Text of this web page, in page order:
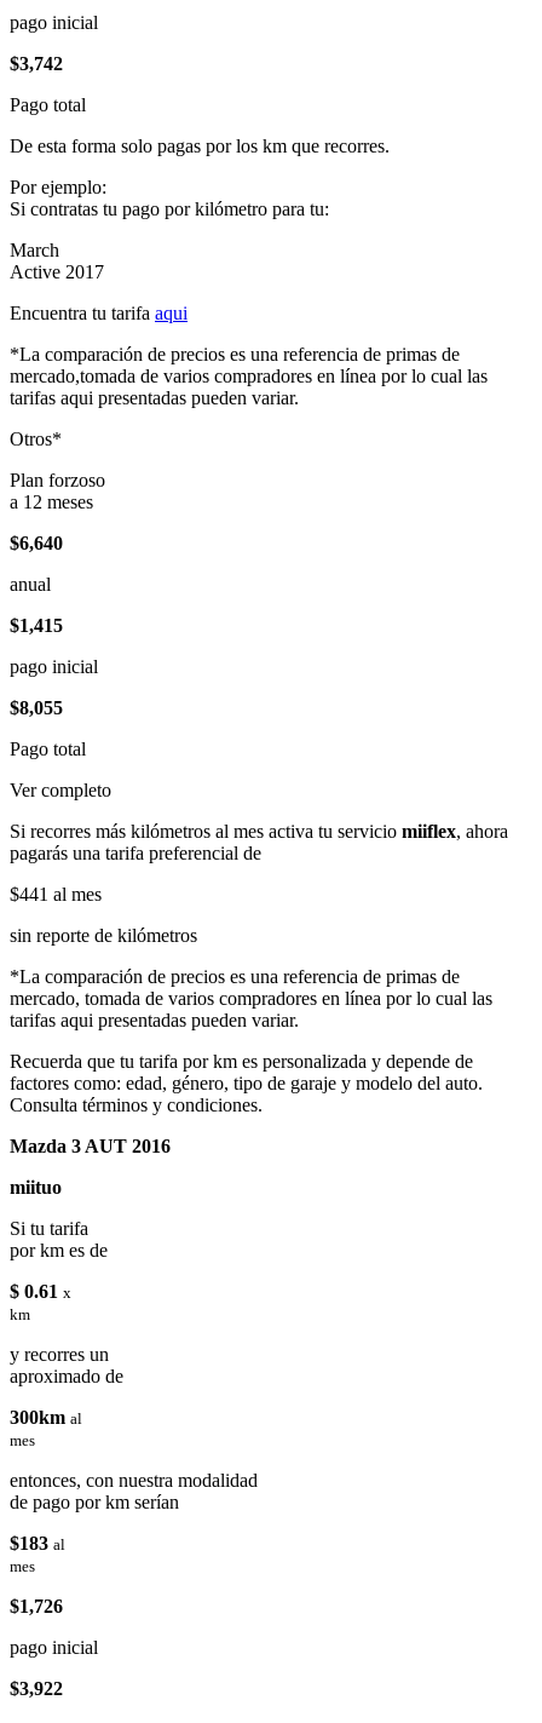
pago inicial
$3,742
Pago total
De esta forma solo pagas por los km que recorres.
Por ejemplo:
Si contratas tu pago por kilómetro para tu:
March
Active 2017
Encuentra tu tarifa aqui
*La comparación de precios es una referencia de primas de
mercado,tomada de varios compradores en línea por lo cual las
tarifas aqui presentadas pueden variar.
Otros*
Plan forzoso
a 12 meses
$6,640
anual
$1,415
pago inicial
$8,055
Pago total
Ver completo
Si recorres más kilómetros al mes activa tu servicio miiflex, ahora
pagarás una tarifa preferencial de
$441 al mes
sin reporte de kilómetros
*La comparación de precios es una referencia de primas de
mercado, tomada de varios compradores en línea por lo cual las
tarifas aqui presentadas pueden variar.
Recuerda que tu tarifa por km es personalizada y depende de
factores como: edad, género, tipo de garaje y modelo del auto.
Consulta términos y condiciones.
Mazda 3 AUT 2016
miituo
Si tu tarifa
por km es de
$ 0.61 x
km
y recorres un
aproximado de
300km al
mes
entonces, con nuestra modalidad
de pago por km serían
$183 al
mes
$1,726
pago inicial
$3,922